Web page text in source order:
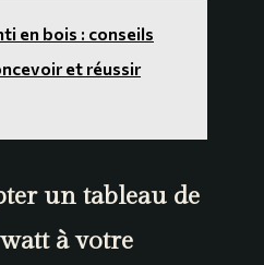
en bois : conseils
et réussir
un tableau de
à votre